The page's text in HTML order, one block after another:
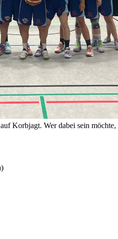
Korbjagt. Wer dabei sein